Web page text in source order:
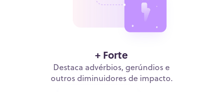
+ Forte
Destaca advérbios, gerúndios e
outros diminuidores de impacto.